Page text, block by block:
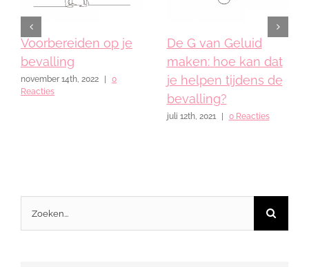
Voorbereiden op je
bevalling
november 14th, 2022 |
0
Reacties
De G van Geluid
maken: hoe kan dat
je helpen tijdens de
bevalling?
juli 12th, 2021 | 0 Reacties
Zoeken
naar: